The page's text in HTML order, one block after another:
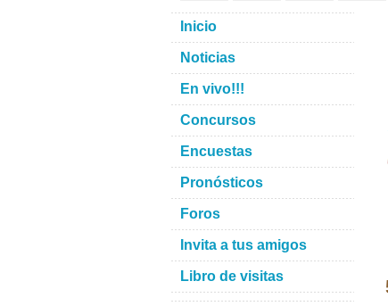
Inicio
Noticias
En vivo!!!
Concursos
Encuestas
Pronósticos
Foros
Invita a tus amigos
Libro de visitas